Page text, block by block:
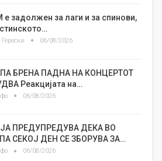
задолжен за лаги и за спинови,
06/08/2026
БРЕНА ПАДНА НА КОНЦЕРТОТ
Реакцијата на…
06/08/2026
ПРЕДУПРЕДУВА ДЕКА ВО
СЕКОЈ ДЕН СЕ ЗБОРУВА ЗА…
06/08/2026